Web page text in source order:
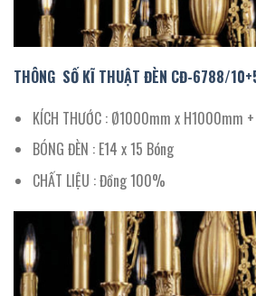
THÔNG SỐ KĨ THUẬT ĐÈN CĐ-6788/
KÍCH THƯỚC : Ø1000mm x H1000mm
BÓNG ĐÈN : E14 x 15 Bóng
CHẤT LIỆU : Đồng 100%